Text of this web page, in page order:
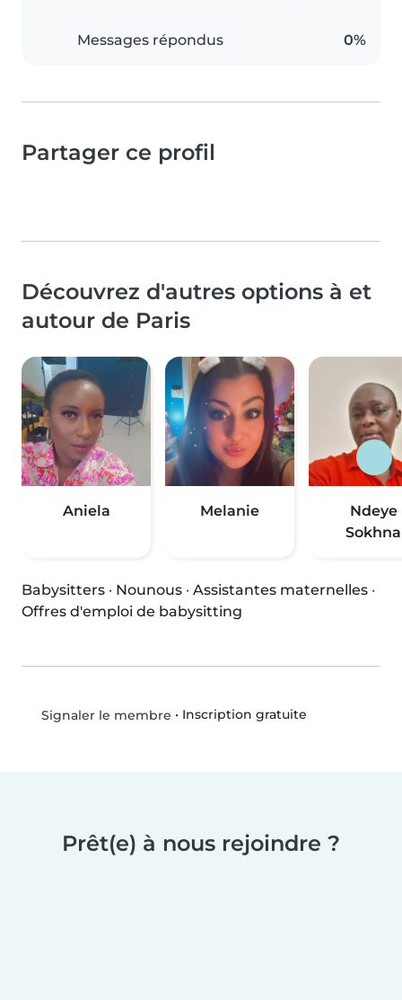
Messages répondus 0%
Partager ce profil
Découvrez d'autres options à et
autour de Paris
Aniela Melanie
Ndeye
Sokhna
Babysitters · Nounous · Assistantes maternelles ·
Offres d'emploi de babysitting
Signaler le membre • Inscription gratuite
Prêt(e) à nous rejoindre ?